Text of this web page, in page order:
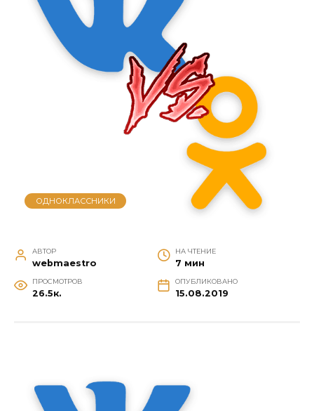
ОДНОКЛАССНИКИ
АВТОР
webmaestro
НА ЧТЕНИЕ
7 мин
ПРОСМОТРОВ
26.5к.
ОПУБЛИКОВАНО
15.08.2019